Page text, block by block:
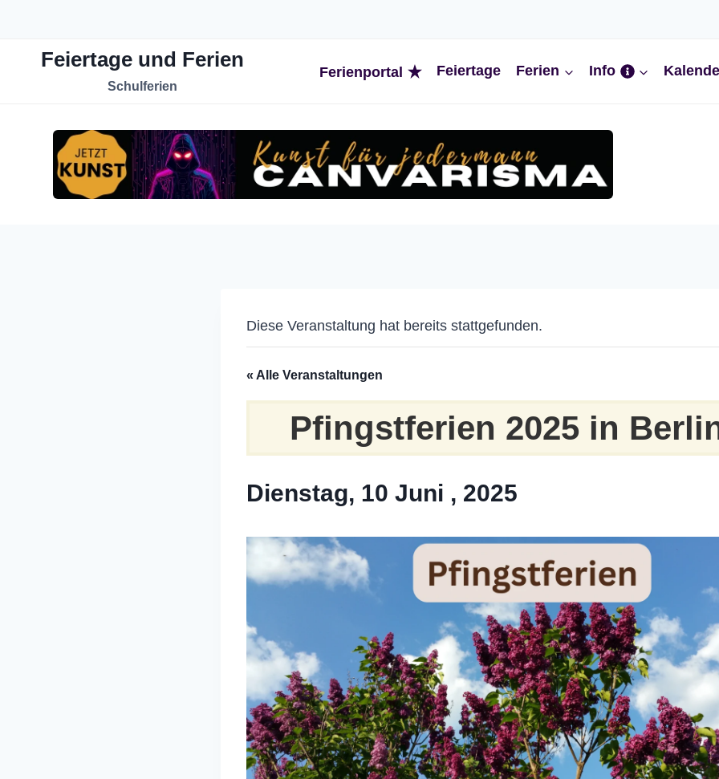
springenFeiertage und Ferien
Schulferien
Ferienportal Feiertage Ferien Info
Diese Veranstaltung hat bereits stattgefunden.
« Alle Veranstaltungen
Pfingstferien 2025 in
Dienstag, 10 Juni , 2025